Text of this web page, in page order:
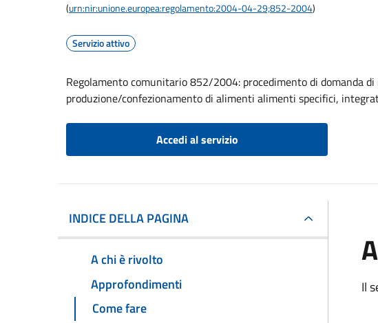
(urn:nir:unione.europea:regolamento:2004-04-29;852-2004)
Servizio attivo
Regolamento comunitario 852/2004: procedimento di domanda
produzione/confezionamento di alimenti alimenti specifici,
Accedi al servizio
INDICE DELLA PAGINA
A chi è rivolto
Approfondimenti
Come fare
Il